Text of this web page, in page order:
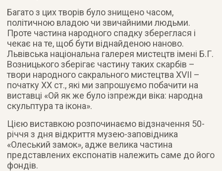
Багато з цих творів було знищено часом,
політичною владою чи звичайними людьми.
Проте частина народного спадку збереглася і
чекає на те, щоб бути віднайденою наново.
Львівська національна галерея мистецтв імені Б.Г.
Возницького зберігає частину таких скарбів –
твори народного сакрального мистецтва XVII –
початку ХХ ст., які ми запрошуємо побачити на
виставці «Ой як же було ізпрежди віка: народна
скульптура та ікона».
Цією виставкою розпочинаємо відзначення 50-
річчя з дня відкриття музею-заповідника
«Олеський замок», адже велика частина
представлених експонатів належить саме до його
фондів.